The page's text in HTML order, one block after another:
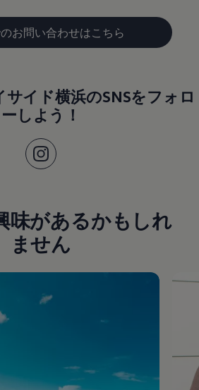
お問い合わせはこちら
イド横浜のSNSをフォロ
ーしよう！
味があるかもしれ
ません